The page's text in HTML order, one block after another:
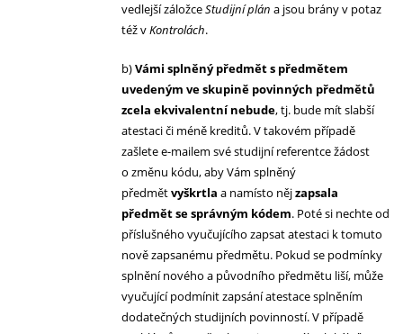
vedlejší záložceStudijní plán a jsou brány v potaz
též vKontrolách.
b)Vámi splněný předmět s předmětem
uvedeným ve skupině povinných předmětů
zcela ekvivalentní nebude, tj. bude mít slabší
atestaci či méně kreditů. V takovém případě
zašlete e-mailem své studijní referentce žádost
o změnu kódu, aby Vám splněný
předmětvyškrtla a namísto nějzapsala
předmět se správným kódem. Poté si nechte od
příslušného vyučujícího zapsat atestaci k tomuto
nově zapsanému předmětu. Pokud se podmínky
splnění nového a původního předmětu liší, může
vyučující podmínit zapsání atestace splněním
dodatečných studijních povinností. V případě